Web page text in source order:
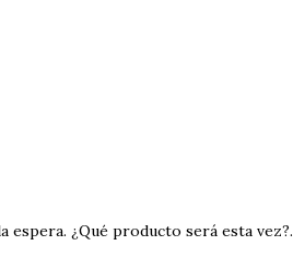
espera. ¿Qué producto será esta vez?.